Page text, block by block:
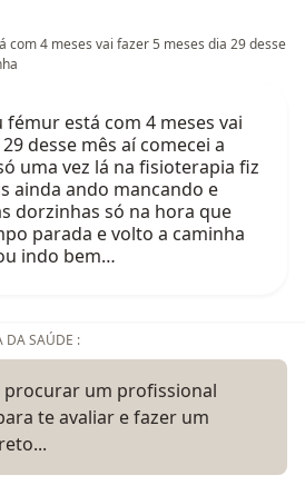
com 4 meses vai fazer 5 meses dia 29 desse
está com 4 meses vai
desse mês aí comecei a
uma vez lá na fisioterapia fiz
ainda ando mancando e
dorzinhas só na hora que
parada e volto a caminha
indo bem…
DA SAÚDE :
procurar um profissional
te avaliar e fazer um